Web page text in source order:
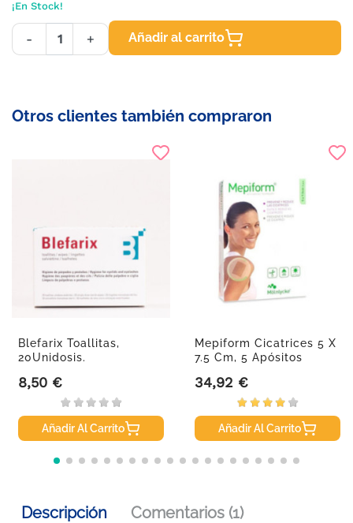
¡En Stock!
- + Añadir al carrito
Otros clientes también compraron
Blefarix Toallitas,
20Unidosis.
Precio
8,50 €
Añadir Al Carrito
Mepiform Cicatrices 5 X
7.5 Cm, 5 Apósitos
Precio
34,92 €
Añadir Al Carrito
Descripción Comentarios (1)